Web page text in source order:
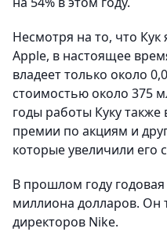
Несмотря на то, что
Apple, в настоящее
владеет только около
стоимостью около 375
годы работы Куку
премии по акциям и
которые увеличили его
В прошлом году годовая
миллиона долларов. Он
директоров Nike.